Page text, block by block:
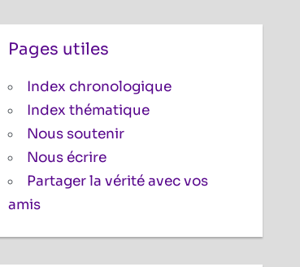
Pages utiles
Index chronologique
Index thématique
Nous soutenir
Nous écrire
Partager la vérité avec vos
amis